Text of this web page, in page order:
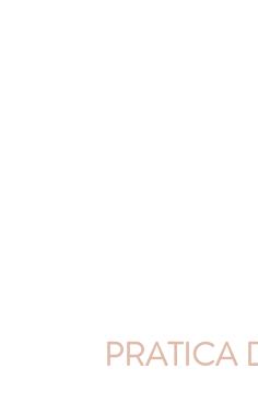
PRATICA